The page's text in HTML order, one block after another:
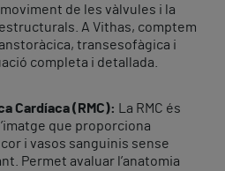
de les vàlvules i la
A Vithas, comptem
transesofàgica i
completa i detallada.
Cardíaca (RMC):
La RMC és
que proporciona
i vasos sanguinis sense
Permet avaluar l’anatomia